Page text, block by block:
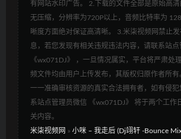
有网站水印广告。 2.下载的文件全部是原始高
无压缩，分辨率为720P以上，音频比特率为
晰度方面绝对保证高清晰。 3.米柒视频网禁止
息，若您发现有相关违规违法内容，请联系站点
《wx071DJ》 ，一旦情况属实，平台将严肃处
频文件均由用户上传发布，其版权归原作者所有
一一准确审核资源的真实合法拥有者，如有侵
系站点管理员微信 《wx071DJ》 将于两个工作
关内容。
米柒视频网 » 小咪 – 我走后 (Dj翊轩 -Bounce